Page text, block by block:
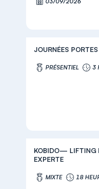
JOURNÉES
PRÉSENTIEL 3
KOBIDO— LIFTING
EXPERTE
MIXTE 18